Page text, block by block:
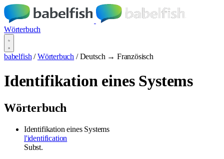
Wörterbuch
babelfish / Wörterbuch / Deutsch → Französisch
Identifikation eines Systems
Wörterbuch
Identifikation eines Systems
l'identification
Subst.